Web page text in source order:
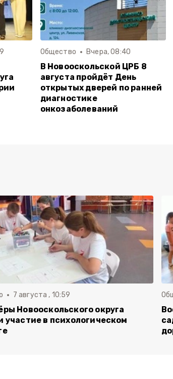
Общество Вчера, 08:40
В Новооскольской ЦРБ 8
августа пройдёт День
открытых дверей по ранней
диагностике
онкозаболеваний
7 августа , 10:59
Новооскольского округа
участие в психологическом